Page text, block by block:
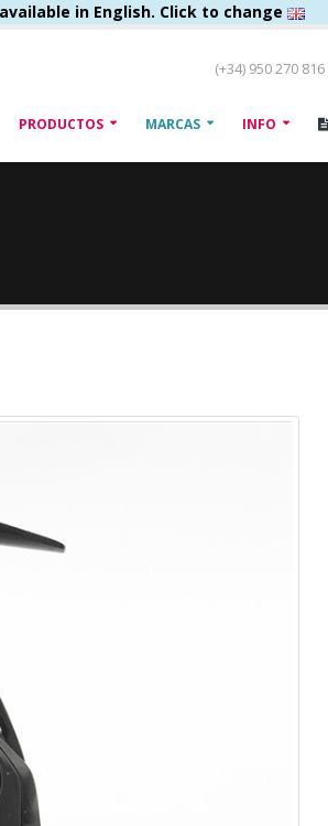
in English. Click to change
(+34) 950 270 816
PRODUCTOS MARCAS INFO